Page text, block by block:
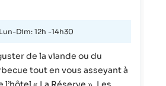
Lun-Dim: 12h -14h30
de la viande ou du
tout en vous asseyant à